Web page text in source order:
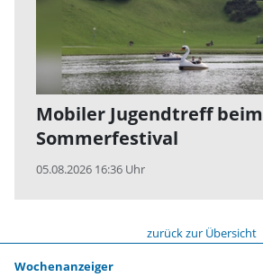
Mobiler Jugendtreff beim
Sommerfestival
05.08.2026 16:36 Uhr
zurück zur Übersicht
Wochenanzeiger